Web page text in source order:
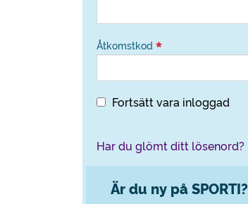
Åtkomstkod
Fortsätt vara inloggad
Har du glömt ditt lösenord?
Är du ny på SPORTI?